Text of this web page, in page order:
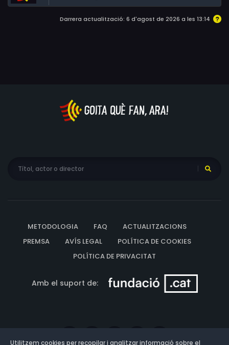
Darrera actualització: 6 d'agost de 2026 a les 13:14
METODOLOGIA FAQ
ACTUALITZACIONS
PREMSA
AVÍS LEGAL
POLÍTICA DE COOKIES
POLÍTICA DE PRIVACITAT
Amb el suport de:
Utilitzem cookies per recopilar i analitzar informació sobre el